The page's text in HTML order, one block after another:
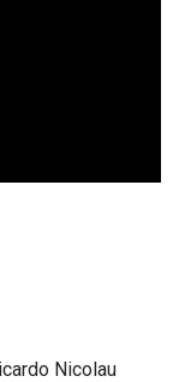
Nicolau